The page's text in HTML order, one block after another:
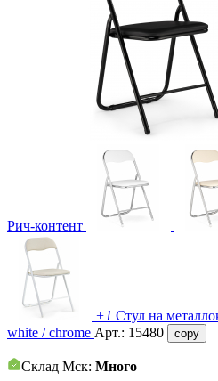
Рич-контент
+1 Стул на
white / chrome Арт.: 15480 copy
Склад Мск: Много